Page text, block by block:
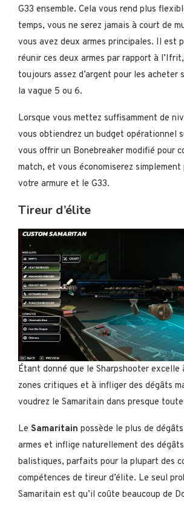
G33 ensemble. Cela vous rend plus
temps, vous ne serez jamais à court de
vous avez deux armes principales. Il est
réunir ces deux armes par rapport à
toujours assez d’argent pour les acheter
la vague 5 ou 6.
Lorsque vous mettez suffisamment de
vous obtiendrez un budget opérationnel
vous offrir un Bonebreaker modifié pour
match, et vous économiserez
votre armure et le G33.
Tireur d’élite
Étant donné que le Sharpshooter excelle
zones critiques et à infliger des dégâts
voudrez le Samaritain dans presque
Le Samaritain possède le plus de
armes et inflige naturellement des
balistiques, parfaits pour la plupart des
compétences de tireur d’élite. Le seul
Samaritain est qu’il coûte beaucoup de